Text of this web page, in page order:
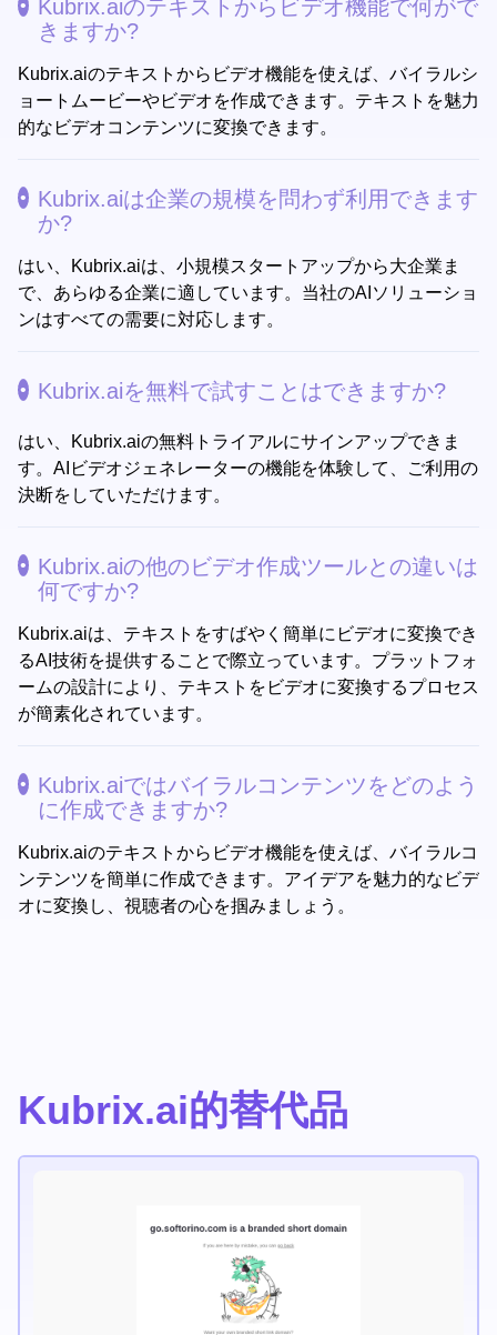
Kubrix.aiのテキストからビデオ機能で何がで
きますか?
Kubrix.aiのテキストからビデオ機能を使えば、バイラルシ
ョートムービーやビデオを作成できます。テキストを魅力
的なビデオコンテンツに変換できます。
Kubrix.aiは企業の規模を問わず利用できます
か?
はい、Kubrix.aiは、小規模スタートアップから大企業ま
で、あらゆる企業に適しています。当社のAIソリューショ
ンはすべての需要に対応します。
Kubrix.aiを無料で試すことはできますか?
はい、Kubrix.aiの無料トライアルにサインアップできま
す。AIビデオジェネレーターの機能を体験して、ご利用の
決断をしていただけます。
Kubrix.aiの他のビデオ作成ツールとの違いは
何ですか?
Kubrix.aiは、テキストをすばやく簡単にビデオに変換でき
るAI技術を提供することで際立っています。プラットフォ
ームの設計により、テキストをビデオに変換するプロセス
が簡素化されています。
Kubrix.aiではバイラルコンテンツをどのよう
に作成できますか?
Kubrix.aiのテキストからビデオ機能を使えば、バイラルコ
ンテンツを簡単に作成できます。アイデアを魅力的なビデ
オに変換し、視聴者の心を掴みましょう。
Kubrix.ai的替代品